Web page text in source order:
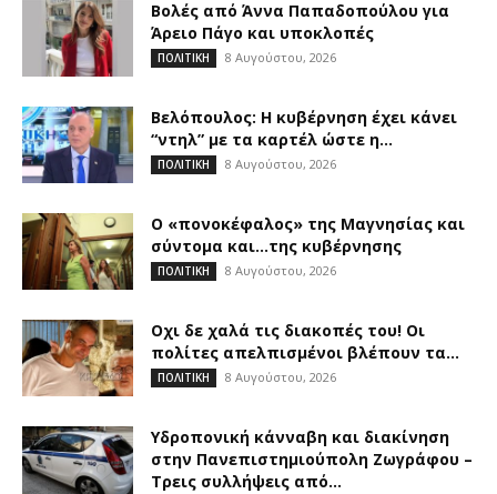
Βολές από Άννα Παπαδοπούλου για
Άρειο Πάγο και υποκλοπές
ΠΟΛΙΤΙΚΗ 8 Αυγούστου, 2026
Βελόπουλος: Η κυβέρνηση έχει κάνει
“ντηλ” με τα καρτέλ ώστε η...
ΠΟΛΙΤΙΚΗ 8 Αυγούστου, 2026
Ο «πονοκέφαλος» της Μαγνησίας και
σύντομα και…της κυβέρνησης
ΠΟΛΙΤΙΚΗ 8 Αυγούστου, 2026
Οχι δε χαλά τις διακοπές του! Οι
πολίτες απελπισμένοι βλέπουν τα...
ΠΟΛΙΤΙΚΗ 8 Αυγούστου, 2026
Υδροπονική κάνναβη και διακίνηση
στην Πανεπιστημιούπολη Ζωγράφου –
Τρεις συλλήψεις από...